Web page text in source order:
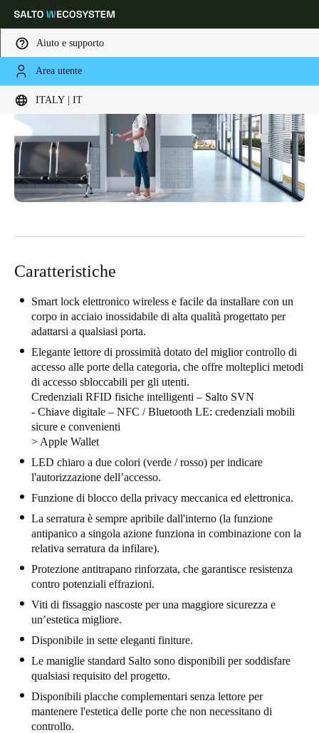
Aiuto e supporto
Area utente
ITALY | IT
Scegli la tua posizione e le impostazioni della lingua
Europe North America Caribbean -
Italy|Italiano
Switzerland
DeutschFrançais Italiano
United Kingdom
English
Ireland
English
France
Français
Netherlands
Nederlands
English
Belgium
FrançaisNederlandsEnglish
Spain
Español
Português
Italy
Italiano
Caratteristiche
Smart lock elettronico wireless e facile da installare con un
corpo in acciaio inossidabile di alta qualità progettato per
adattarsi a qualsiasi porta.
Elegante lettore di prossimità dotato del miglior controllo di
accesso alle porte della categoria, che offre molteplici metodi
di accesso sbloccabili per gli utenti.
Credenziali RFID fisiche intelligenti – Salto SVN
- Chiave digitale – NFC / Bluetooth LE: credenziali mobili
sicure e convenienti
> Apple Wallet
LED chiaro a due colori (verde / rosso) per indicare
l'autorizzazione dell’accesso.
Funzione di blocco della privacy meccanica ed elettronica.
La serratura è sempre apribile dall'interno (la funzione
antipanico a singola azione funziona in combinazione con la
relativa serratura da infilare).
Protezione antitrapano rinforzata, che garantisce resistenza
contro potenziali effrazioni.
Viti di fissaggio nascoste per una maggiore sicurezza e
un’estetica migliore.
Disponibile in sette eleganti finiture.
Le maniglie standard Salto sono disponibili per soddisfare
qualsiasi requisito del progetto.
Disponibili placche complementari senza lettore per
mantenere l'estetica delle porte che non necessitano di
controllo.